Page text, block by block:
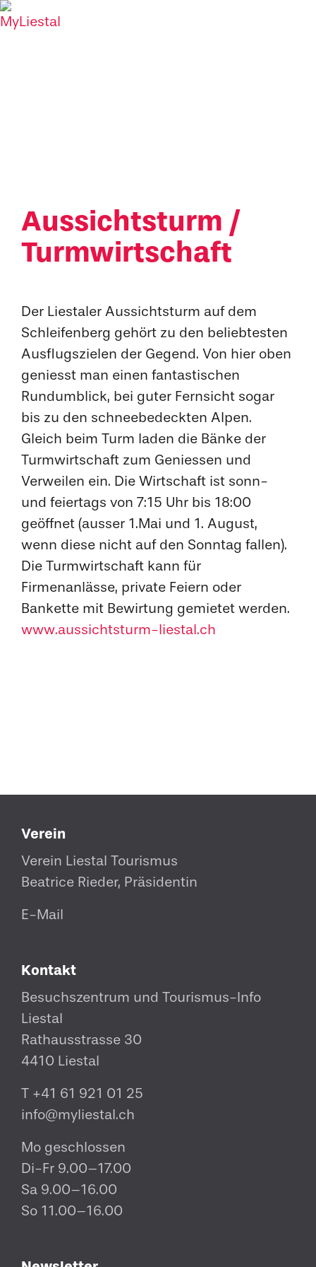
Aussichtsturm /
Turmwirtschaft
Der Liestaler Aussichtsturm auf dem
Schleifenberg gehört zu den beliebtesten
Ausflugszielen der Gegend. Von hier oben
geniesst man einen fantastischen
Rundumblick, bei guter Fernsicht sogar
bis zu den schneebedeckten Alpen.
Gleich beim Turm laden die Bänke der
Turmwirtschaft zum Geniessen und
Verweilen ein. Die Wirtschaft ist sonn-
und feiertags von 7:15 Uhr bis 18:00
geöffnet (ausser 1.Mai und 1. August,
wenn diese nicht auf den Sonntag fallen).
Die Turmwirtschaft kann für
Firmenanlässe, private Feiern oder
Bankette mit Bewirtung gemietet werden.
www.aussichtsturm-liestal.ch
Verein
Verein Liestal Tourismus
Beatrice Rieder, Präsidentin
E-Mail
Kontakt
Besuchszentrum und Tourismus-Info
Liestal
Rathausstrasse 30
4410 Liestal
T +41 61 921 01 25
info@myliestal.ch
Mo geschlossen
Di-Fr 9.00–17.00
Sa 9.00–16.00
So 11.00–16.00